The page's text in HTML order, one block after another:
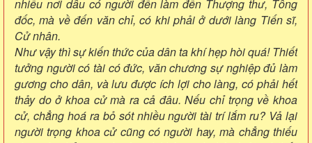
nhiều nơi dẫu có người đến làm đến Thượng thư, Tổng
đốc, mà về đến văn chỉ, có khi phải ở dưới làng Tiến sĩ,
Cử nhân.
Như vậy thì sự kiến thức của dân ta khí hẹp hòi quá! Thiết
tưởng người có tài có đức, văn chương sự nghiệp đủ làm
gương cho dân, và lưu được ích lợi cho làng, có phải hết
thảy do ở khoa cử mà ra cả đâu. Nếu chỉ trọng về khoa
cử, chẳng hoá ra bỏ sót nhiều người tài trí lắm ru? Vả lại
người trọng khoa cử cũng có người hay, mà chẳng thiếu